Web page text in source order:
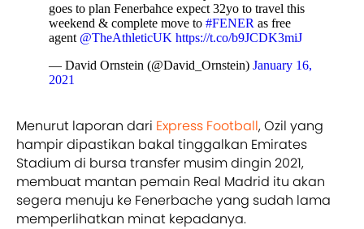
goes to plan Fenerbahce expect 32yo to travel this
weekend & complete move to #FENER as free
agent @TheAthleticUK https://t.co/b9JCDK3miJ
— David Ornstein (@David_Ornstein) January 16,
2021
Menurut laporan dari Express Football, Ozil yang
hampir dipastikan bakal tinggalkan Emirates
Stadium di bursa transfer musim dingin 2021,
membuat mantan pemain Real Madrid itu akan
segera menuju ke Fenerbache yang sudah lama
memperlihatkan minat kepadanya.